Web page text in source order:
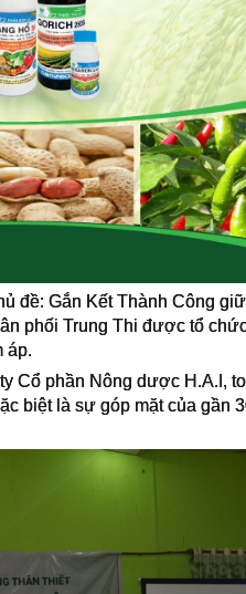
đề: Gắn Kết Thành Công
phối Trung Thi được tổ
áp.
Cổ phần Nông dược H.A.I,
biệt là sự góp mặt của gần